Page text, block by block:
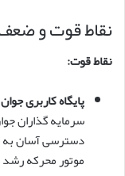
نقاط قوت و
نقاط قوت:
پایگاه کاربری
سرمایه گذاران
دسترسی آسان به
موتور محرکه